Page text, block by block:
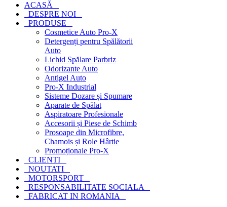
ACASĂ
DESPRE NOI
PRODUSE
Cosmetice Auto Pro-X
Detergenți pentru Spălătorii
Auto
Lichid Spălare Parbriz
Odorizante Auto
Antigel Auto
Pro-X Industrial
Sisteme Dozare și Spumare
Aparate de Spălat
Aspiratoare Profesionale
Accesorii și Piese de Schimb
Prosoape din Microfibre,
Chamois și Role Hârtie
Promoționale Pro-X
CLIENTI
NOUTATI
MOTORSPORT
RESPONSABILITATE SOCIALA
FABRICAT IN ROMANIA